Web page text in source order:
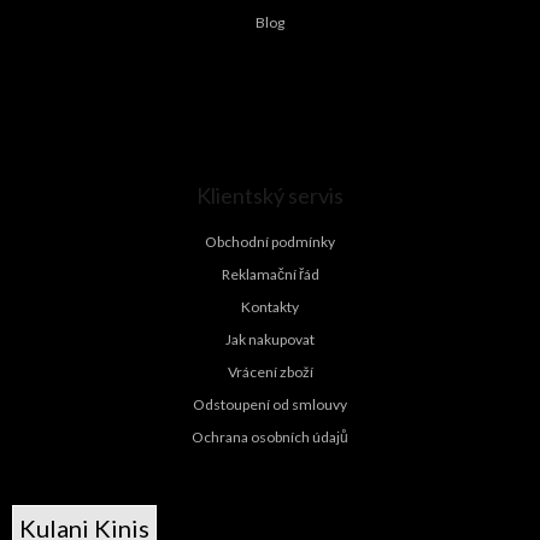
Blog
Klientský servis
Obchodní podmínky
Reklamační řád
Kontakty
Jak nakupovat
Vrácení zboží
Odstoupení od smlouvy
Ochrana osobních údajů
Kulani Kinis